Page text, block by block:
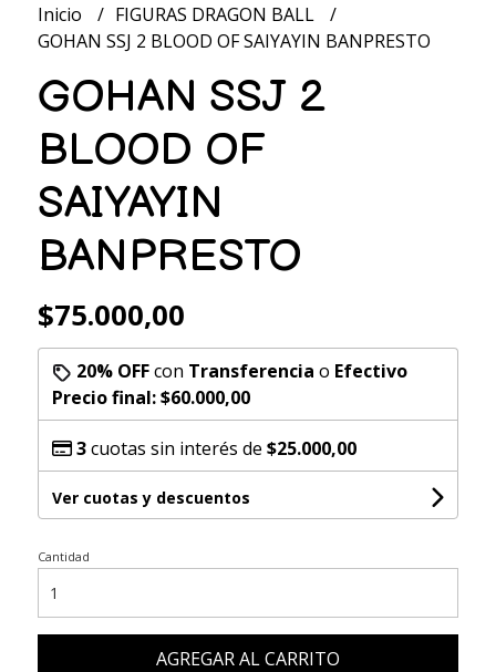
Inicio
FIGURAS DRAGON BALL
GOHAN SSJ 2 BLOOD OF SAIYAYIN BANPRESTO
GOHAN SSJ 2
BLOOD OF
SAIYAYIN
BANPRESTO
$75.000,00
20% OFFcon Transferencia o Efectivo
Precio final:$60.000,00
3cuotas sin interés de $25.000,00
Ver cuotas y descuentos
Cantidad
AGREGAR AL CARRITO